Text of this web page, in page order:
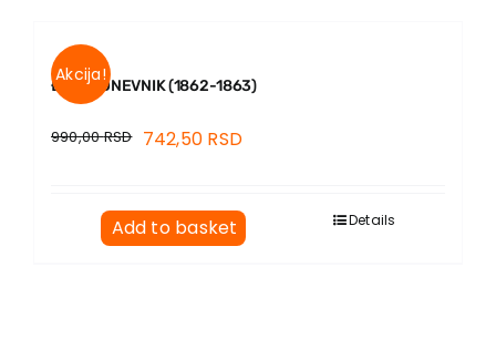
Akcija!
ĐAČKI DNEVNIK (1862-1863)
990,00RSD 742,50 RSD
Add to basket Details